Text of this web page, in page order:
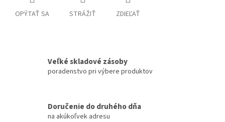
OPÝTAŤ SA STRÁŽIŤ ZDIEĽAŤ
Veľké skladové zásoby
poradenstvo pri výbere produktov
Doručenie do druhého dňa
na akúkoľvek adresu